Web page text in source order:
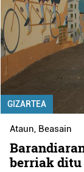
GIZARTEA
Ataun, Beasain
berriak ditu